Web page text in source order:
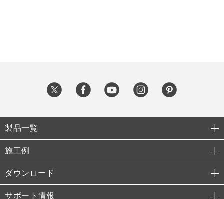
製品一覧
施工例
ダウンロード
サポート情報